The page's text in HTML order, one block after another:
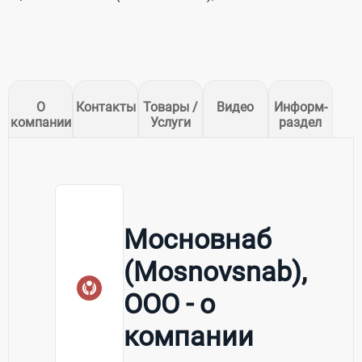
О
компании
Контакты Товары /
Услуги
Видео
Информ-
раздел
Мосновнаб
(Mosnovsnab),
ООО - о
компании